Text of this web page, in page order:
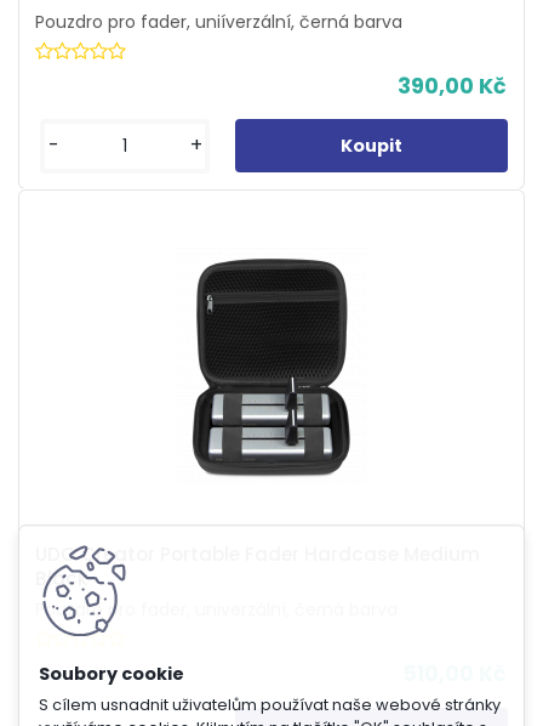
S cílem usnadnit uživatelům používat naše webové stránky
Pouzdro pro fader, uniíverzální, černá barva
390,00 Kč
- +
UDG Creator Portable Fader Hardcase Medium
Black
Pouzdro pro fader, univerzální, černá barva